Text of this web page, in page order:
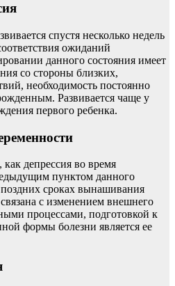
спустя несколько недель
ожиданий
данного состояния имеет
со стороны близких,
необходимость постоянно
Развивается чаще у
первого ребенка.
депрессия во время
пунктом данного
поздних сроках вынашивания
с изменением внешнего
процессами, подготовкой к
формы болезни является ее